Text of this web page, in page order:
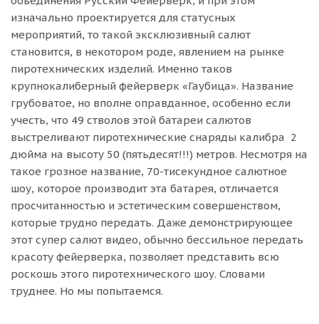
изначально проектируется для статусных
мероприятий, то такой эксклюзивный салют
становится, в некотором роде, явлением на рынке
пиротехнических изделий. Именно таков
крупнокалиберный фейерверк «Гаубица». Название
грубоватое, но вполне оправданное, особенно если
учесть, что 49 стволов этой батареи салютов
выстреливают пиротехнические снаряды калибра 2
дюйма на высоту 50 (пятьдесят!!!) метров. Несмотря на
такое грозное название, 70-тисекундное салютное
шоу, которое производит эта батарея, отличается
просчитанностью и эстетическим совершенством,
которые трудно передать. Даже демонстрирующее
этот супер салют видео, обычно бессильное передать
красоту фейерверка, позволяет представить всю
роскошь этого пиротехнического шоу. Словами
труднее. Но мы попытаемся.